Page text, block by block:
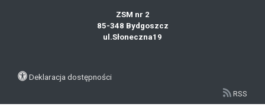
ZSM nr 2
85-348 Bydgoszcz
ul.Słoneczna19
Deklaracja dostępności
RSS